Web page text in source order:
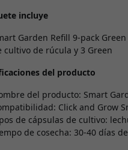
incluye
Garden Refill 9-pack
cultivo de rúcula y 3 Green
del producto
del producto: Smart
Click and Grow
de cápsulas de cultivo:
de cosecha: 30-40 días